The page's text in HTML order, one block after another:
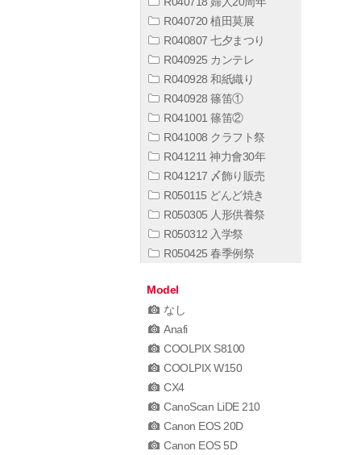
R040720 植田莫展
R040807 七夕まつり
R040925 カンテレ
R040928 和紙織り
R040928 篠笛①
R041001 篠笛②
R041008 クラフト祭
R041211 神力會30年
R041217 〆飾り販売
R050115 どんど焼き
R050305 人形供養祭
R050312 入学祭
R050425 春季例祭
Model
なし
Anafi
COOLPIX S8100
COOLPIX W150
CX4
CanoScan LiDE 210
Canon EOS 20D
Canon EOS 5D